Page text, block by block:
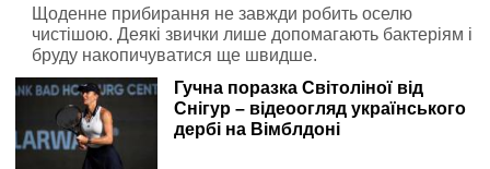
Щоденне прибирання не завжди робить оселю
чистішою. Деякі звички лише допомагають бактеріям і
бруду накопичуватися ще швидше.
Гучна поразка Світоліної від
Снігур – відеоогляд українського
дербі на Вімблдоні